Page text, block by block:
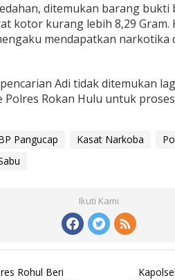
ditemukan barang
kotor kurang lebih 8,29 Gram.
mendapatkan narkotika
Adi tidak ditemukan
Rokan Hulu untuk
Pangucap Kasat Narkoba
Ikuti Kami
Rohul Beri